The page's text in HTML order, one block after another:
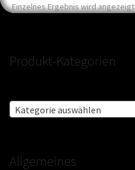
Einzelnes Ergebnis wird angezeigt
Produkt-Kategorien
Kategorie auswählen
Allgemeines